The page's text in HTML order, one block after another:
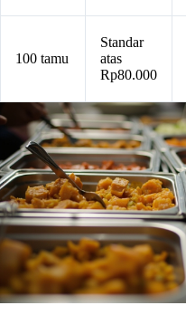
100 tamu
Standar
atas
Rp80.000